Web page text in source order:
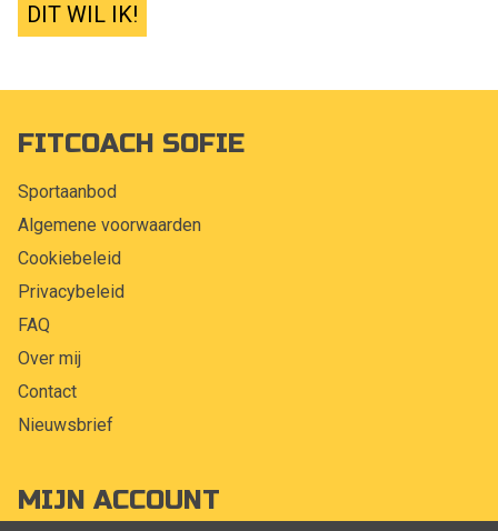
DIT WIL IK!
FITCOACH SOFIE
Sportaanbod
Algemene voorwaarden
Cookiebeleid
Privacybeleid
FAQ
Over mij
Contact
Nieuwsbrief
MIJN ACCOUNT